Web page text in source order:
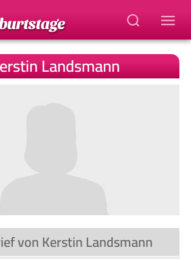
Landsmann
von Kerstin Landsmann